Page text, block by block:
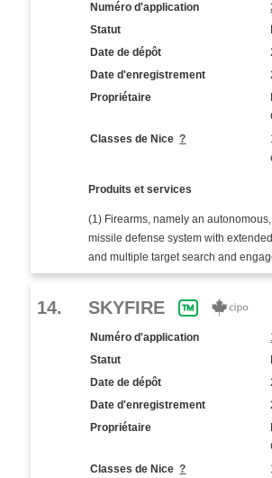
Numéro d'application
Statut
Date de dépôt
Date d'enregistrement
Propriétaire
Classes de Nice?
Produits et services
(1) Firearms, namely an
missile defense system with
and multiple target search and
14. SKYFIRE
Numéro d'application
Statut
Date de dépôt
Date d'enregistrement
Propriétaire
Classes de Nice?